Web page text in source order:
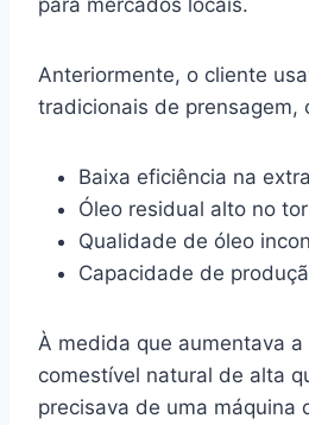
Anteriormente, o cliente
tradicionais de prensagem,
Baixa eficiência na
Óleo residual alto no
Qualidade de óleo
Capacidade de
À medida que aumentava
comestível natural de alta
precisava de uma máquina